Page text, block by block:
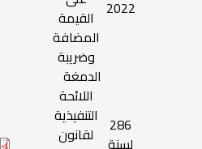
2022
القيمة
المضافة
وضريبة
الدمغة
286
لسنة
اللائحة
التنفيذية
لقانون